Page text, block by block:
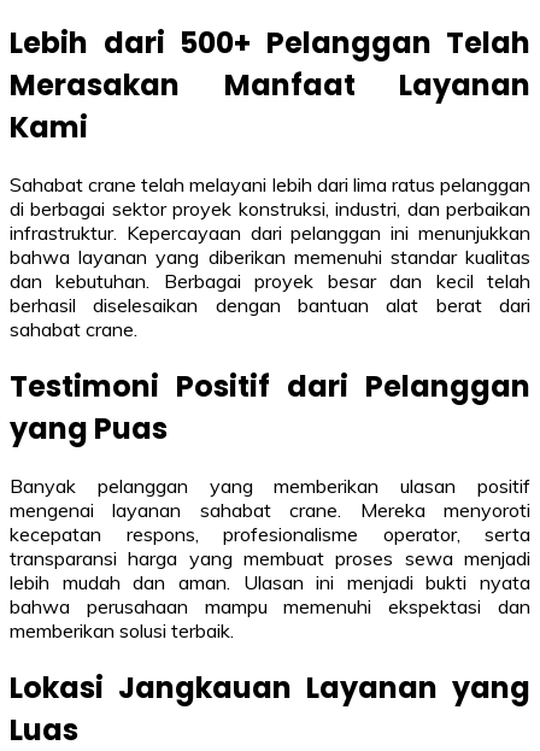
Lebih dari 500+ Pelanggan Telah
Merasakan Manfaat Layanan
Kami
Sahabat crane telah melayani lebih dari lima ratus pelanggan
di berbagai sektor proyek konstruksi, industri, dan perbaikan
infrastruktur. Kepercayaan dari pelanggan ini menunjukkan
bahwa layanan yang diberikan memenuhi standar kualitas
dan kebutuhan. Berbagai proyek besar dan kecil telah
berhasil diselesaikan dengan bantuan alat berat dari
sahabat crane.
Testimoni Positif dari Pelanggan
yang Puas
Banyak pelanggan yang memberikan ulasan positif
mengenai layanan sahabat crane. Mereka menyoroti
kecepatan respons, profesionalisme operator, serta
transparansi harga yang membuat proses sewa menjadi
lebih mudah dan aman. Ulasan ini menjadi bukti nyata
bahwa perusahaan mampu memenuhi ekspektasi dan
memberikan solusi terbaik.
Lokasi Jangkauan Layanan yang
Luas